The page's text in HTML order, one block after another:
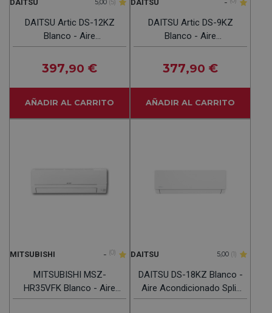
DAITSU 5,00 (5)
DAITSU Artic DS-12KZ
Blanco - Aire
Acondicionado Split 3027
Frig Y 3234 Kcal
397,90 €
AÑADIR AL CARRITO
DAITSU
DAITSU Artic DS-9KZ
Blanco - Aire
Acondicionado Split 2270
Frig Y 2709 Kcal
377,90 €
AÑADIR AL CARRITO
MITSUBISHI - (0)
MITSUBISHI MSZ-
HR35VFK Blanco - Aire
Acondicionado Split 2924
DAITSU 5,00 (1)
DAITSU DS-18KZ Blanco -
Aire Acondicionado Split
4420 Frig Y 4558 Kcal